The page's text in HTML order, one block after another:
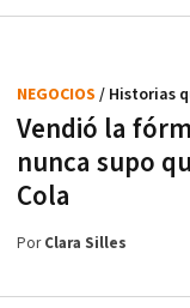
Vendió la
nunca supo
Cola
NEGOCIOS / Historias
PorClara Silles